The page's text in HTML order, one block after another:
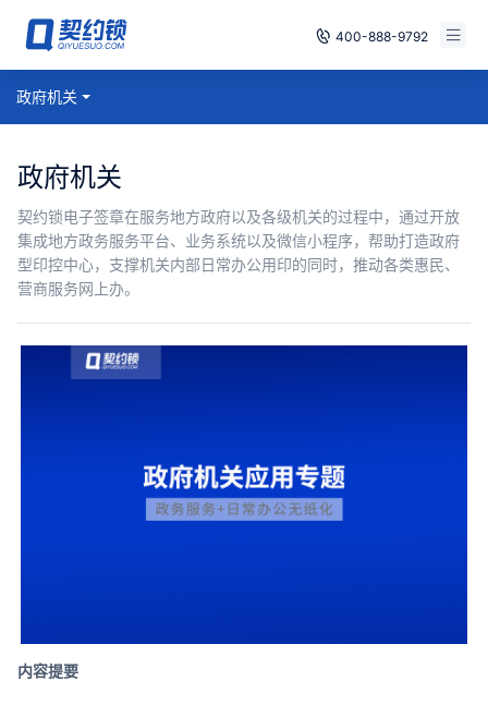
400-888-9792
智能合同
数字存档
安全合规
方案
政府机关
政府机关
契约锁电子签章在服务地方政府以及各级机关的过程中，通过开放
集成地方政务服务平台、业务系统以及微信小程序，帮助打造政府
型印控中心，支撑机关内部日常办公用印的同时，推动各类惠民、
营商服务网上办。
内容提要